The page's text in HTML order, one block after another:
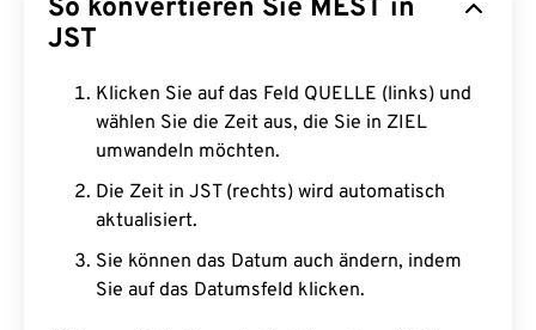
So konvertieren Sie MEST in
JST
Klicken Sie auf das Feld QUELLE (links) und
wählen Sie die Zeit aus, die Sie in ZIEL
umwandeln möchten.
Die Zeit in JST (rechts) wird automatisch
aktualisiert.
Sie können das Datum auch ändern, indem
Sie auf das Datumsfeld klicken.